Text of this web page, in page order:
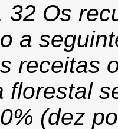
32 Os
a
receitas
florestal
(dez